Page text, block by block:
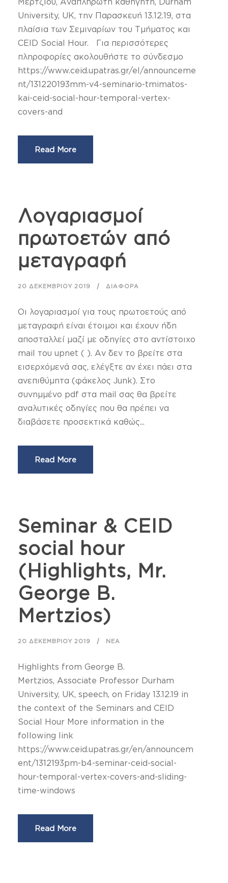
University, UK, την Παρασκευή 13.12.19, στα
πλαίσια των Σεμιναρίων του Τμήματος και
CEID Social Hour. Για περισσότερες
πληροφορίες ακολουθήστε το σύνδεσμο
https://www.ceid.upatras.gr/el/announceme
nt/131220193mm-v4-seminario-tmimatos-
kai-ceid-social-hour-temporal-vertex-
covers-and
Read More
Λογαριασμοί
πρωτοετών από
μεταγραφή
20 ΔΕΚΕΜΒΡΊΟΥ 2019 ΔΙΆΦΟΡΑ
Οι λογαριασμοί για τους πρωτοετούς από
μεταγραφή είναι έτοιμοι και έχουν ήδη
αποσταλλεί μαζί με οδηγίες στο αντίστοιχο
mail του upnet ( ). Αν δεν το βρείτε στα
εισερχόμενά σας, ελέγξτε αν έχει πάει στα
ανεπιθύμητα (φάκελος Junk). Στο
συνημμένο pdf στα mail σας θα βρείτε
αναλυτικές οδηγίες που θα πρέπει να
διαβάσετε προσεκτικά καθώς...
Read More
Seminar & CEID
social hour
(Highlights, Mr.
George B.
Mertzios)
20 ΔΕΚΕΜΒΡΊΟΥ 2019 ΝΈΑ
Highlights from George B.
Mertzios, Associate Professor Durham
University, UK, speech, on Friday 13.12.19 in
the context of the Seminars and CEID
Social Hour More information in the
following link
https://www.ceid.upatras.gr/en/announcem
ent/1312193pm-b4-seminar-ceid-social-
hour-temporal-vertex-covers-and-sliding-
time-windows
Read More